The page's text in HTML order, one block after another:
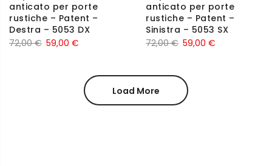
anticato per porte
rustiche – Patent –
Destra – 5053 DX
72,00€ 59,00 €
anticato per porte
rustiche – Patent –
Sinistra – 5053 SX
72,00€ 59,00 €
Load More